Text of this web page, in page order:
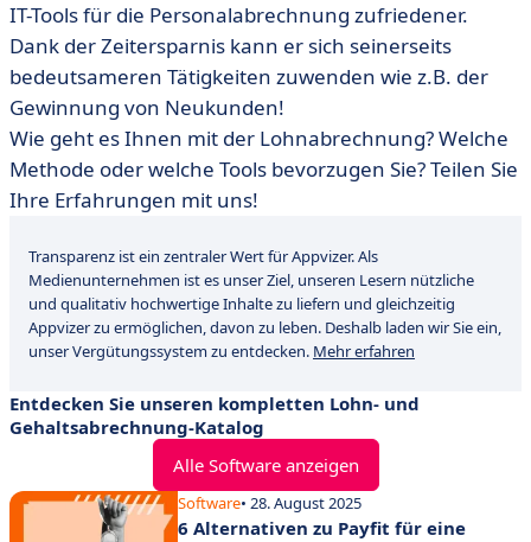
IT-Tools für die Personalabrechnung zufriedener.
Dank der Zeitersparnis kann er sich seinerseits
bedeutsameren Tätigkeiten zuwenden wie z.B. der
Gewinnung von Neukunden!
Wie geht es Ihnen mit der Lohnabrechnung? Welche
Methode oder welche Tools bevorzugen Sie? Teilen Sie
Ihre Erfahrungen mit uns!
Transparenz ist ein zentraler Wert für Appvizer. Als
Medienunternehmen ist es unser Ziel, unseren Lesern nützliche
und qualitativ hochwertige Inhalte zu liefern und gleichzeitig
Appvizer zu ermöglichen, davon zu leben. Deshalb laden wir Sie ein,
unser Vergütungssystem zu entdecken. Mehr erfahren
Entdecken Sie unseren kompletten Lohn- und
Gehaltsabrechnung-Katalog
Alle Software anzeigen
Software• 28. August 2025
6 Alternativen zu Payfit für eine